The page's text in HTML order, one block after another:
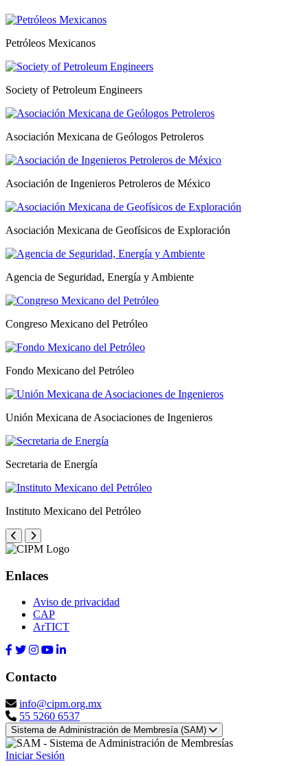
Petróleos Mexicanos
Society of Petroleum Engineers
Asociación Mexicana de Geólogos Petroleros
Asociación de Ingenieros Petroleros de México
Asociación Mexicana de Geofísicos de Exploración
Agencia de Seguridad, Energía y Ambiente
Congreso Mexicano del Petróleo
Fondo Mexicano del Petróleo
Unión Mexicana de Asociaciones de Ingenieros
Secretaria de Energía
Instituto Mexicano del Petróleo
Enlaces
Aviso de privacidad
CAP
ArTICT
Contacto
info@cipm.org.mx
55 5260 6537
Sistema de Administración de Membresía (SAM)
Iniciar Sesión